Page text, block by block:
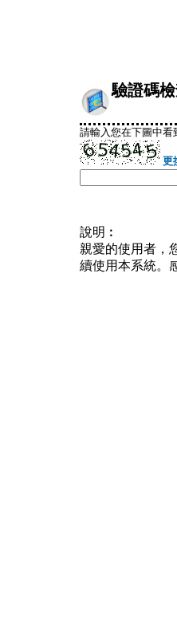
驗證碼
請輸入您在下圖中看
更
說明︰
親愛的使用者，
續使用本系統。